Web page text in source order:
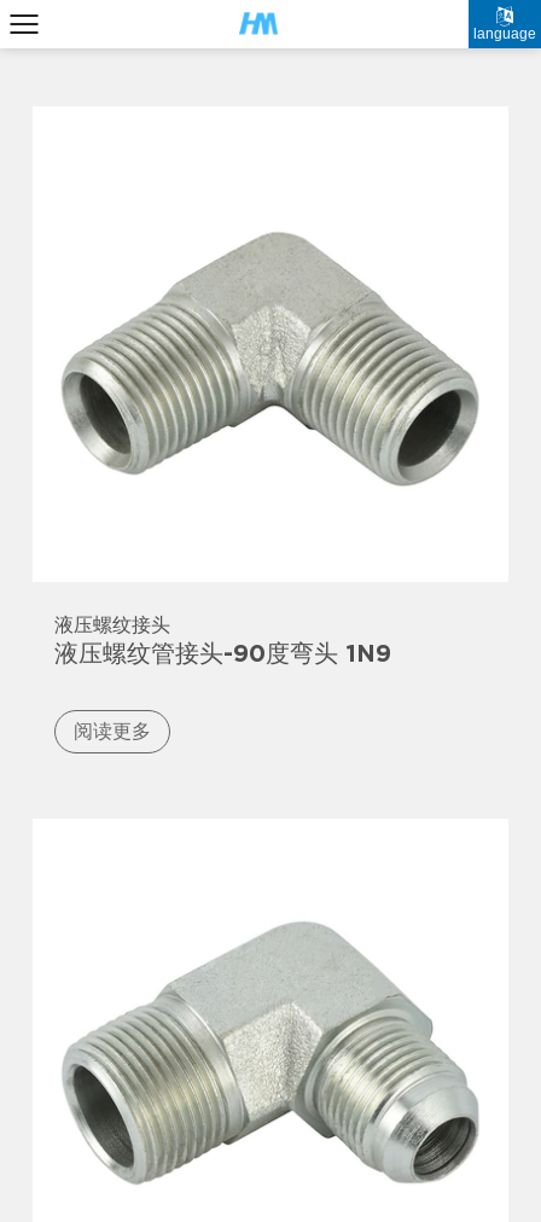
language
液压螺纹接头
液压螺纹管接头-90度弯头 1N9
阅读更多